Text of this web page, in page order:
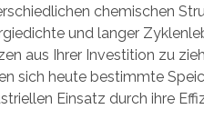
chemischen
und langer
aus Ihrer Investition zu
sich heute bestimmte
Einsatz durch ihre